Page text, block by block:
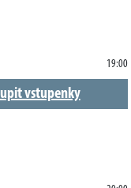
19:00
vstupenky